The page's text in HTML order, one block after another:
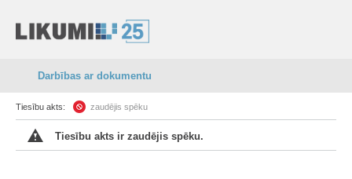
Darbības ar dokumentu
Tiesību akts: zaudējis spēku
Tiesību akts ir zaudējis spēku.